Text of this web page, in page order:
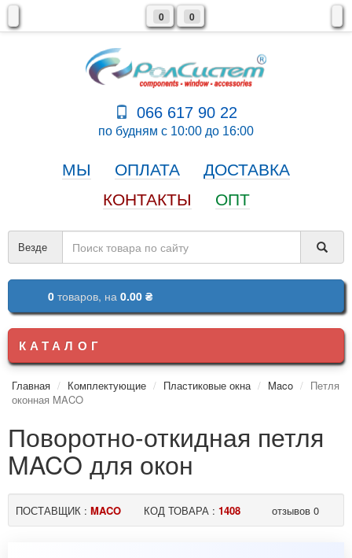
0 0
066 617 90 22
по будням с 10:00 до 16:00
МЫ ОПЛАТА
ДОСТАВКА
КОНТАКТЫ
ОПТ
Везде
0 товаров, на 0.00 ₴
КАТАЛОГ
Главная Комплектующие Пластиковые окна Maco
Петля
оконная MACO
Поворотно-откидная петля
MACO для окон
ПОСТАВЩИК : MACO КОД ТОВАРА : 1408 отзывов 0